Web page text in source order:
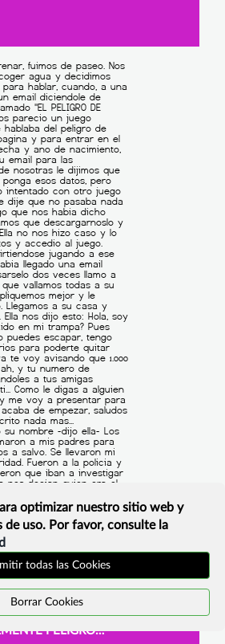
UN JUEGO TOTALMENTE PELIGROSO
optimizar nuestro sitio web y
de uso. Por favor, consulte la
todas las Cookies
Borrar Cookies